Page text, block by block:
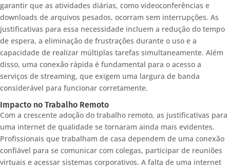
garantir que as atividades diárias, como videoconferências e
downloads de arquivos pesados, ocorram sem interrupções. As
justificativas para essa necessidade incluem a redução do tempo
de espera, a eliminação de frustrações durante o uso e a
capacidade de realizar múltiplas tarefas simultaneamente. Além
disso, uma conexão rápida é fundamental para o acesso a
serviços de streaming, que exigem uma largura de banda
considerável para funcionar corretamente.
Impacto no Trabalho Remoto
Com a crescente adoção do trabalho remoto, as justificativas para
uma internet de qualidade se tornaram ainda mais evidentes.
Profissionais que trabalham de casa dependem de uma conexão
confiável para se comunicar com colegas, participar de reuniões
virtuais e acessar sistemas corporativos. A falta de uma internet